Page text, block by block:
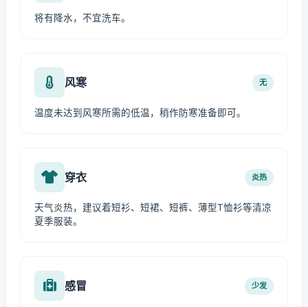
将有降水，不宜洗车。
风寒 无
温度未达到风寒所需的低温，稍作防寒准备即可。
穿衣 炎热
天气炎热，建议着短衫、短裙、短裤、薄型T恤衫等清凉
夏季服装。
感冒 少发